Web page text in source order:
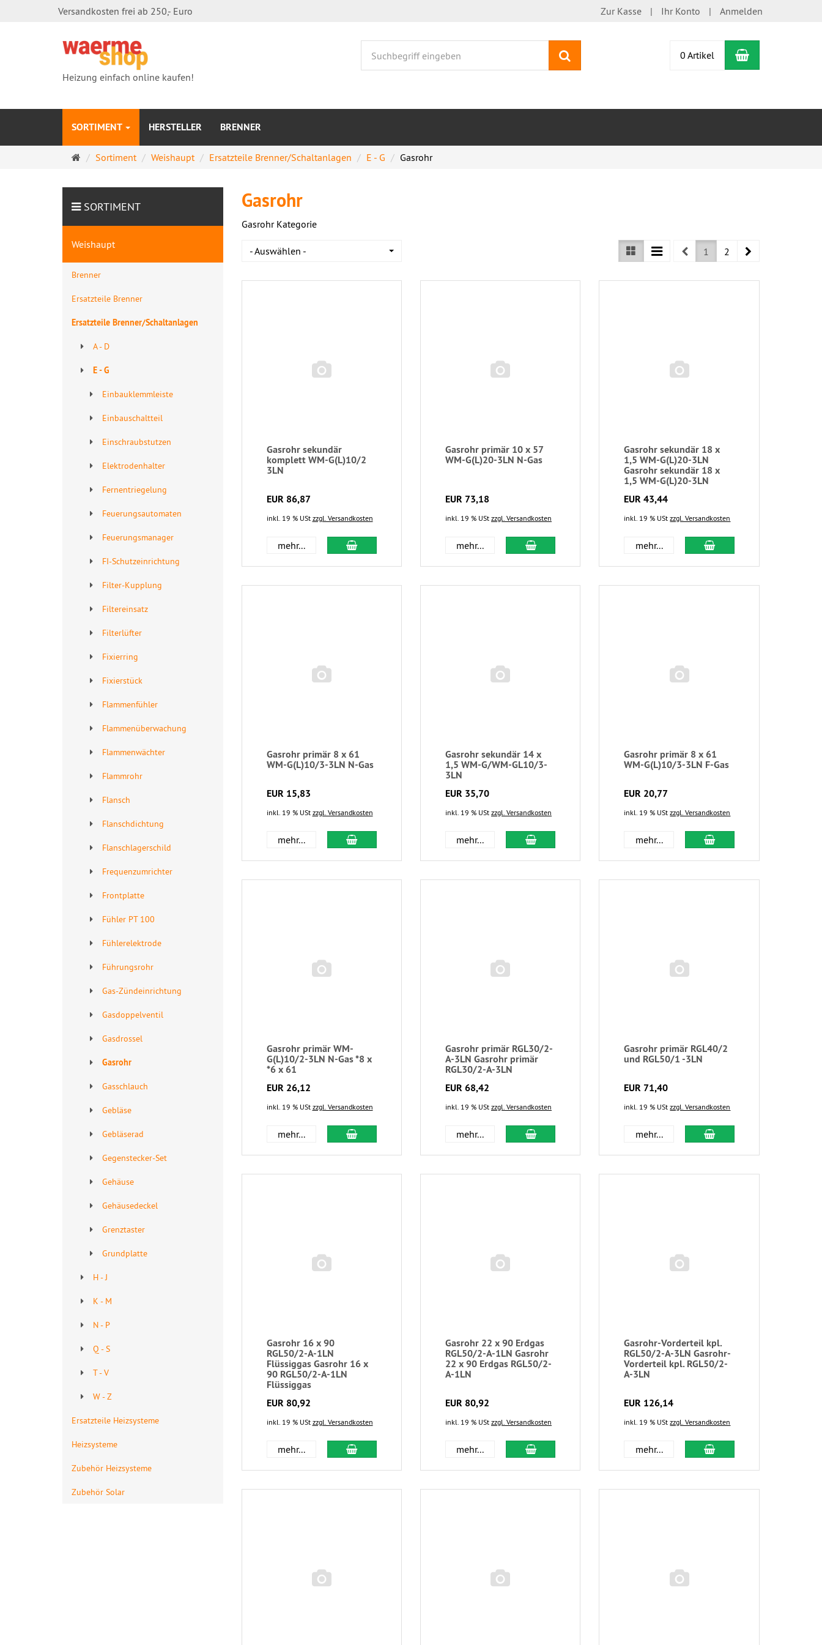
Versandkosten frei ab 250,- Euro Zur Kasse Ihr Konto Anmelden
Heizung einfach online kaufen!
0 Artikel Warenkorb
SORTIMENT HERSTELLER BRENNER
Startseite
Sortiment Weishaupt Ersatzteile Brenner/Schaltanlagen E - G Gasrohr
Gasrohr
Gasrohr Kategorie
- Auswählen - Prev1 2 Next
Gasrohr sekundär
komplett WM-G(L)10/2
3LN
EUR 86,87
inkl. 19 % USt zzgl. Versandkosten
mehr...
Gasrohr primär 10 x 57
WM-G(L)20-3LN N-Gas
EUR 73,18
inkl. 19 % USt zzgl. Versandkosten
mehr...
Gasrohr sekundär 18 x
1,5 WM-G(L)20-3LN
Gasrohr sekundär 18 x
1,5 WM-G(L)20-3LN
EUR 43,44
inkl. 19 % UStzzgl. Versandkosten
mehr...
Gasrohr primär 8 x 61
WM-G(L)10/3-3LN N-Gas
EUR 15,83
inkl. 19 % USt zzgl. Versandkosten
mehr...
Gasrohr sekundär 14 x
1,5 WM-G/WM-GL10/3-
3LN
EUR 35,70
inkl. 19 % USt zzgl. Versandkosten
mehr...
Gasrohr primär 8 x 61
WM-G(L)10/3-3LN F-Gas
EUR 20,77
inkl. 19 % UStzzgl. Versandkosten
mehr...
Gasrohr primär WM-
G(L)10/2-3LN N-Gas *8 x
*6 x 61
EUR 26,12
inkl. 19 % USt zzgl. Versandkosten
mehr...
Gasrohr primär RGL30/2-
A-3LN Gasrohr primär
RGL30/2-A-3LN
EUR 68,42
inkl. 19 % USt zzgl. Versandkosten
mehr...
Gasrohr primär RGL40/2
und RGL50/1 -3LN
EUR 71,40
inkl. 19 % UStzzgl. Versandkosten
mehr...
Gasrohr 16 x 90
RGL50/2-A-1LN
Flüssiggas Gasrohr 16 x
90 RGL50/2-A-1LN
Flüssiggas
EUR 80,92
inkl. 19 % USt zzgl. Versandkosten
mehr...
Gasrohr 22 x 90 Erdgas
RGL50/2-A-1LN Gasrohr
22 x 90 Erdgas RGL50/2-
A-1LN
EUR 80,92
inkl. 19 % USt zzgl. Versandkosten
mehr...
Gasrohr-Vorderteil kpl.
RGL50/2-A-3LN Gasrohr-
Vorderteil kpl. RGL50/2-
A-3LN
EUR 126,14
inkl. 19 % UStzzgl. Versandkosten
mehr...
SORTIMENT
Weishaupt
Brenner
Ersatzteile Brenner
Ersatzteile Brenner/Schaltanlagen
A - D
E - G
Einbauklemmleiste
Einbauschaltteil
Einschraubstutzen
Elektrodenhalter
Fernentriegelung
Feuerungsautomaten
Feuerungsmanager
FI-Schutzeinrichtung
Filter-Kupplung
Filtereinsatz
Filterlüfter
Fixierring
Fixierstück
Flammenfühler
Flammenüberwachung
Flammenwächter
Flammrohr
Flansch
Flanschdichtung
Flanschlagerschild
Frequenzumrichter
Frontplatte
Fühler PT 100
Fühlerelektrode
Führungsrohr
Gas-Zündeinrichtung
Gasdoppelventil
Gasdrossel
Gasrohr
Gasschlauch
Gebläse
Gebläserad
Gegenstecker-Set
Gehäuse
Gehäusedeckel
Grenztaster
Grundplatte
H - J
K - M
N - P
Q - S
T - V
W - Z
Ersatzteile Heizsysteme
Heizsysteme
Zubehör Heizsysteme
Zubehör Solar